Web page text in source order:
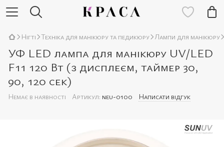
Нігті Техніка для манікюру та педикюру Лампи для манікюру
УФ LED лампа для манікюру UV/LED
F11 120 Вт (з дисплеєм, таймер 30,
90, 120 сек)
Немає в наявності Артикул: neu-0100 Написати відгук